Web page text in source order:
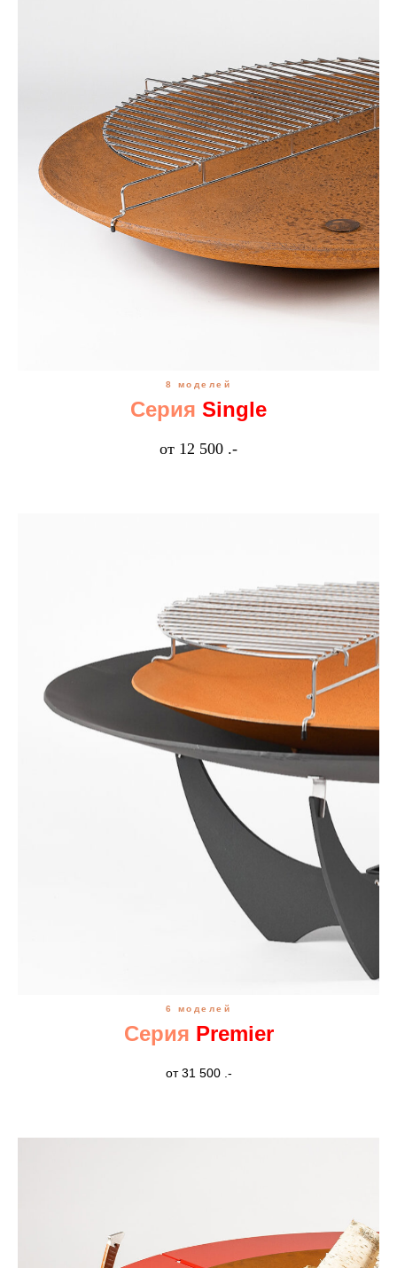
8 моделей
Серия Single
от 12 500 .-
6 моделей
Серия Premier
от 31 500 .-